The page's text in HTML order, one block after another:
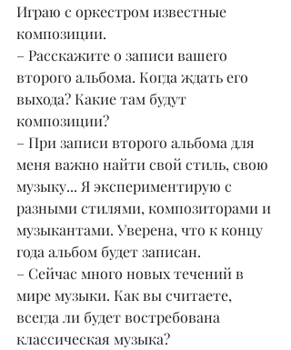
Играю с оркестром известные
композиции.
– Расскажите о записи вашего
второго альбома. Когда ждать его
выхода? Какие там будут
композиции?
– При записи второго альбома для
меня важно найти свой стиль, свою
музыку... Я экспериментирую с
разными стилями, композиторами и
музыкантами. Уверена, что к концу
года альбом будет записан.
– Сейчас много новых течений в
мире музыки. Как вы считаете,
всегда ли будет востребована
классическая музыка?